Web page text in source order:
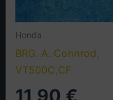
Honda
BRG. A. Connrod,
VT500C,CF
11,90 €